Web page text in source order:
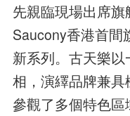
先親臨現場出席
Saucony香港首間
新系列。古天樂
相，演繹品牌兼
參觀了多個特色